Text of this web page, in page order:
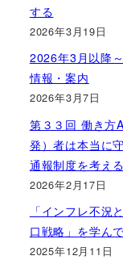
する
2026年3月19日
2026年3月以降
情報・案内
2026年3月7日
第３３回 働き
発）者は本当に
通報制度を考え
2026年2月17日
「インフレ不況
口戦略」を学ん
2025年12月11日